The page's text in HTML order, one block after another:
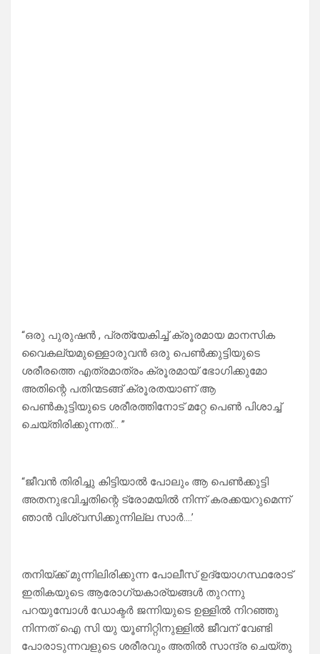
“ഒരു പുരുഷൻ , പ്രത്യേകിച്ച് ക്രൂരമായ മാനസിക
വൈകല്യമുള്ളൊരുവൻ ഒരു പെൺക്കുട്ടിയുടെ
ശരീരത്തെ എത്രമാത്രം ക്രൂരമായ് ഭോഗിക്കുമോ
അതിന്റെ പതിന്മടങ്ങ് ക്രൂരതയാണ് ആ
പെൺകുട്ടിയുടെ ശരീരത്തിനോട് മറ്റേ പെൺ പിശാച്ച്
ചെയ്തിരിക്കുന്നത്… ”
“ജീവൻ തിരിച്ചു കിട്ടിയാൽ പോലും ആ പെൺക്കുട്ടി
അതനുഭവിച്ചതിന്റെ ട്രോമയിൽ നിന്ന് കരക്കയറുമെന്ന്
ഞാൻ വിശ്വസിക്കുന്നില്ല സാർ….’
തനിയ്ക്ക് മുന്നിലിരിക്കുന്ന പോലീസ് ഉദ്യോഗസ്ഥരോട്
ഇതികയുടെ ആരോഗ്യകാര്യങ്ങൾ തുറന്നു
പറയുമ്പോൾ ഡോക്ടർ ജന്നിയുടെ ഉള്ളിൽ നിറഞ്ഞു
നിന്നത് ഐ സി യു യൂണിറ്റിനുള്ളിൽ ജീവന് വേണ്ടി
പോരാടുന്നവളുടെ ശരീരവും അതിൽ സാന്ദ്ര ചെയ്തു